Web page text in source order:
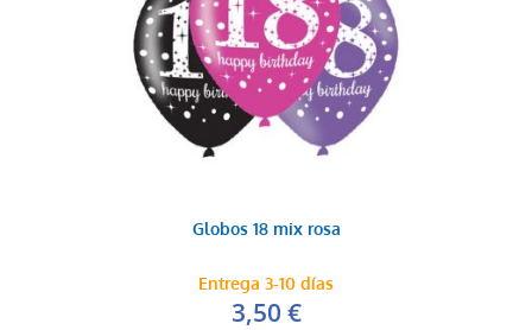
Globos 18 mix rosa
Entrega 3-10 días
3,50 €